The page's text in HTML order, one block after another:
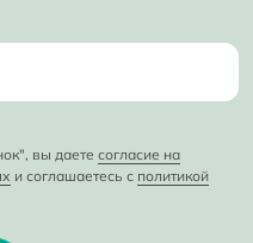
вы даете согласие на
и соглашаетесь с политикой